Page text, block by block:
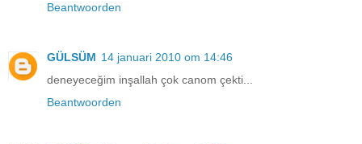
Beantwoorden
GÜLSÜM 14 januari 2010 om 14:46
deneyeceğim inşallah çok canom çekti...
Beantwoorden